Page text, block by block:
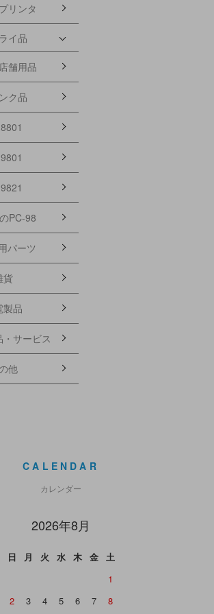
リンタ
イ品
舗用品
ク品
PC-98
パーツ
貨
製品
・サービス
他
CALENDAR
カレンダー
2026年8月
日 月 火 水 木 金
土
1
2
3 4 5 6 7
8